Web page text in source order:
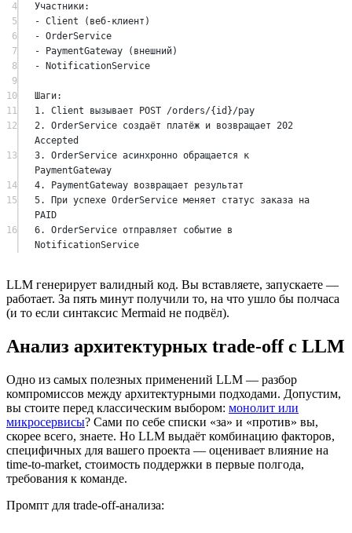
4
Участники:
5
- Client (веб-клиент)
6
- OrderService
7
- PaymentGateway (внешний)
8
- NotificationService
9
10
Шаги:
11
1. Client вызывает POST /orders/{id}/pay
12
2. OrderService создаёт платёж и возвращает 202
Accepted
13
3. OrderService асинхронно обращается к
PaymentGateway
14
4. PaymentGateway возвращает результат
15
5. При успехе OrderService меняет статус заказа на
PAID
16
6. OrderService отправляет событие в
NotificationService
LLM генерирует валидный код. Вы вставляете, запускаете —
работает. За пять минут получили то, на что ушло бы полчаса
(и то если синтаксис Mermaid не подвёл).
Анализ архитектурных trade-off с LLM
Одно из самых полезных применений LLM — разбор
компромиссов между архитектурными подходами. Допустим,
вы стоите перед классическим выбором: монолит или
микросервисы? Сами по себе списки «за» и «против» вы,
скорее всего, знаете. Но LLM выдаёт комбинацию факторов,
специфичных для вашего проекта — оценивает влияние на
time-to-market, стоимость поддержки в первые полгода,
требования к команде.
Промпт для trade-off-анализа: